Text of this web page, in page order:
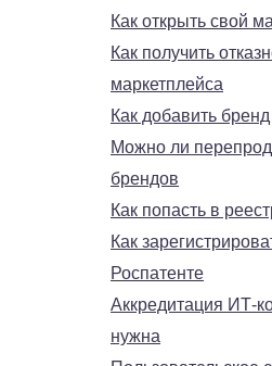
Как открыть свой
Как получить
маркетплейса
Как добавить
Можно ли
брендов
Как попасть в
Как
Роспатенте
Аккредитация ИТ-
нужна